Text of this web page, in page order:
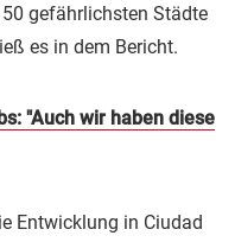
gefährlichsten Städte
es in dem Bericht.
"Auch wir haben diese
Entwicklung in Ciudad